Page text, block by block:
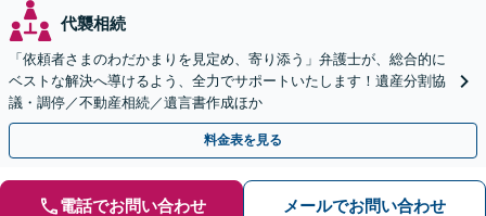
代襲相続
「依頼者さまのわだかまりを見定め、寄り添う」弁護士が、総合的に
ベストな解決へ導けるよう、全力でサポートいたします！遺産分割協
議・調停／不動産相続／遺言書作成ほか
料金表を見る
電話でお問い合わせ メールでお問い合わせ